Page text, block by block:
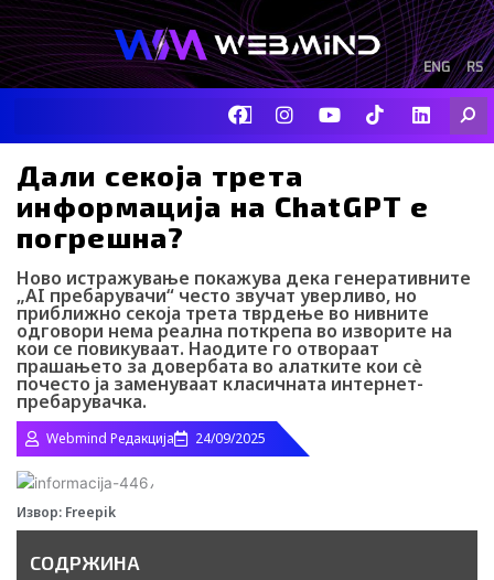
Skip
to
content
RS
ENG
F
a
c
b
o
o
I
n
s
a
g
r
Y
o
u
b
e
I
c
o
i
i
k
t
o
k
-
i
L
i
n
d
i
Дали секоја трета
информација на ChatGPT е
погрешна?
Ново истражување покажува дека генеративните
„AI пребарувачи“ често звучат уверливо, но
приближно секоја трета тврдење во нивните
одговори нема реална поткрепа во изворите на
кои се повикуваат. Наодите го отвораат
прашањето за довербата во алатките кои сè
почесто ја заменуваат класичната интернет-
пребарувачка.
Webmind Редакција 24/09/2025
Извор: Freepik
СОДРЖИНА